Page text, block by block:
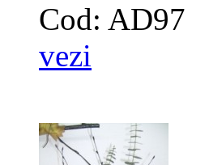
Cod: AD97
vezi